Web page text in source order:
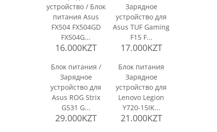
устройство / Блок
питания Asus
FX504 FX504GD
FX504G...
16.000KZT
Зарядное
устройство для
Asus TUF Gaming
F15 F...
17.000KZT
Блок питания /
Зарядное
устройство для
Asus ROG Strix
G531 G...
29.000KZT
Блок питания
Зарядное
устройство для
Lenovo Legion
Y720-15IK...
21.000KZT